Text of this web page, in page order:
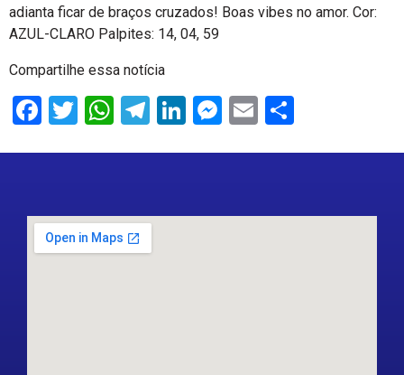
adianta ficar de braços cruzados! Boas vibes no amor. Cor:
AZUL-CLARO Palpites: 14, 04, 59
Compartilhe essa notícia
Facebook
Twitter
WhatsApp
Telegram
LinkedIn
Messenger
Email